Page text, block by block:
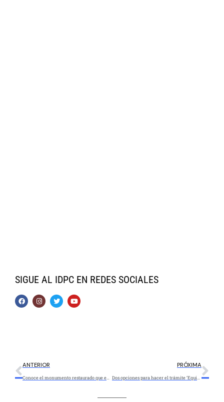
SIGUE AL IDPC EN REDES SOCIALES
ANTERIOR PRÓXIMA